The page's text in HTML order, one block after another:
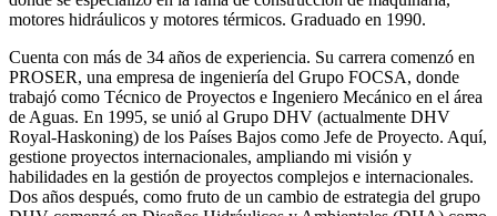
motores hidráulicos y motores térmicos. Graduado en 1990.
Cuenta con más de 34 años de experiencia. Su carrera comenzó en
PROSER, una empresa de ingeniería del Grupo FOCSA, donde
trabajó como Técnico de Proyectos e Ingeniero Mecánico en el área
de Aguas. En 1995, se unió al Grupo DHV (actualmente DHV
Royal-Haskoning) de los Países Bajos como Jefe de Proyecto. Aquí,
gestione proyectos internacionales, ampliando mi visión y
habilidades en la gestión de proyectos complejos e internacionales.
Dos años después, como fruto de un cambio de estrategia del grupo